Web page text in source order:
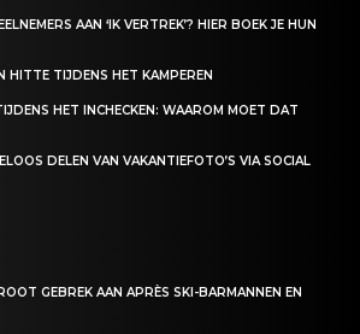
AAN ‘IK VERTREK’? HIER BOEK JE HUN
HITTE TIJDENS HET KAMPEREN
HET INCHECKEN: WAAROM MOET DAT
DELEN VAN VAKANTIEFOTO’S VIA SOCIAL
GEBREK AAN APRÈS SKI-BARMANNEN EN